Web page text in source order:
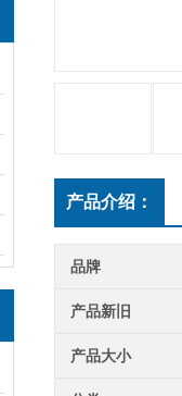
产品介绍：
品牌
产品新旧
产品大小